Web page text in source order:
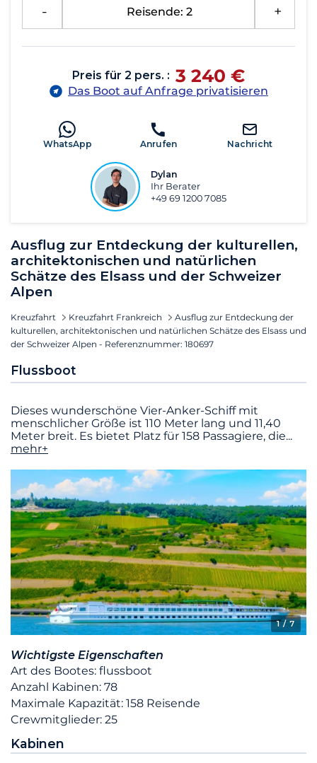
Ausflug zur Entdeckung der kulturellen,
architektonischen und natürlichen
Schätze des Elsass und der Schweizer
Alpen
Kreuzfahrt Kreuzfahrt Frankreich
Ausflug zur Entdeckung der
kulturellen, architektonischen und natürlichen Schätze des Elsass und
der Schweizer Alpen - Referenznummer: 180697
Flussboot
Dieses wunderschöne Vier-Anker-Schiff mit
menschlicher Größe ist 110 Meter lang und 11,40
Meter breit. Es bietet Platz für 158 Passagiere, die...
mehr+
1/ 7
Wichtigste Eigenschaften
Art des Bootes: flussboot
Anzahl Kabinen: 78
Maximale Kapazität: 158 Reisende
Crewmitglieder: 25
Kabinen
Reisende: 2
Preis für 2 pers. : 3 240 €
Das Boot auf Anfrage privatisieren
WhatsApp Anrufen Nachricht
Dylan
Ihr Berater
+49 69 1200 7085